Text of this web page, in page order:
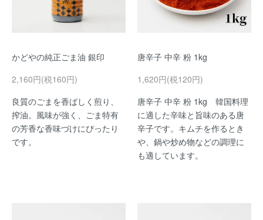
かどやの純正ごま油 銀印
2,160円(税160円)
良質のごまを香ばしく煎り、
搾油。風味が強く、ごま特有
の芳香な香味づけにぴったり
です。
唐辛子 中辛 粉 1kg
1,620円(税120円)
唐辛子 中辛 粉 1kg 韓国料理
に適した辛味と旨味のある唐
辛子です。キムチを作るとき
や、鍋や炒め物などの調理に
も適しています。